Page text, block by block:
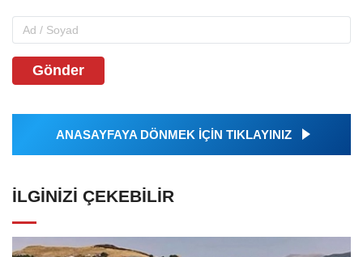
Gönder
ANASAYFAYA DÖNMEK İÇİN TIKLAYINIZ
İLGINIZI ÇEKEBILIR